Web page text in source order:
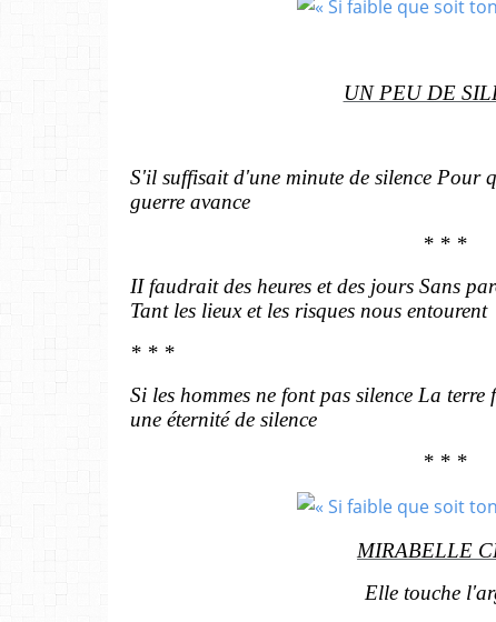
UN PEU DE
S'il suffisait d'une minute de silence Pour
guerre avance
* * *
II faudrait des heures et des jours Sans
Tant les lieux et les risques nous entourent
* * *
Si les hommes ne font pas silence La
une éternité de silence
* * *
MIRABELLE
Elle touche